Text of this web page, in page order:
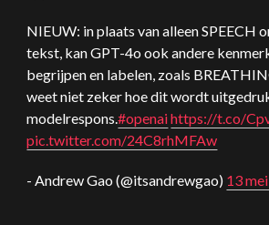
NIEUW: in plaats van alleen SPEECH
tekst, kan GPT-4o ook andere
begrijpen en labelen, zoals
weet niet zeker hoe dit wordt
modelrespons.#openaihttps://t.co/
pic.twitter.com/24C8rhMFAw
- Andrew Gao (@itsandrewgao) 13